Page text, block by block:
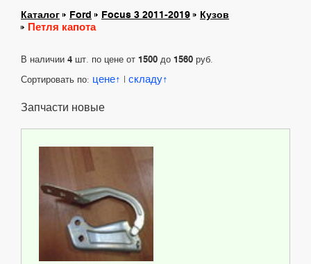
Каталог Ford Focus 3 2011-2019 Кузов
Петля капота
В наличии 4 шт. по цене от 1500 до 1560 руб.
Сортировать по: цене | складу
Запчасти новые